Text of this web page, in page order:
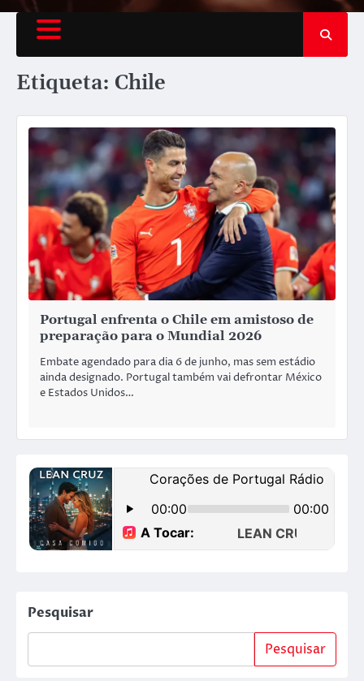
Etiqueta: Chile
Portugal enfrenta o Chile em amistoso de
preparação para o Mundial 2026
Embate agendado para dia 6 de junho, mas sem estádio
ainda designado. Portugal também vai defrontar México
e Estados Unidos…
Pesquisar
Pesquisar